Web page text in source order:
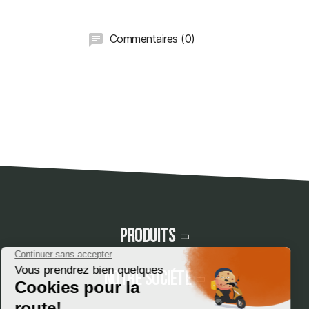
Commentaires (0)
Produits
Notre société